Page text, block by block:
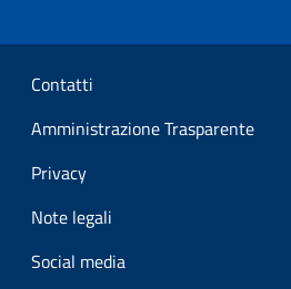
Sezione Link Utili
Contatti
Amministrazione Trasparente
Privacy
Note legali
Social media